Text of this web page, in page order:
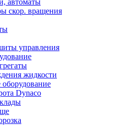
автоматы
скор. вращения
управления
жидкости
Dynaco